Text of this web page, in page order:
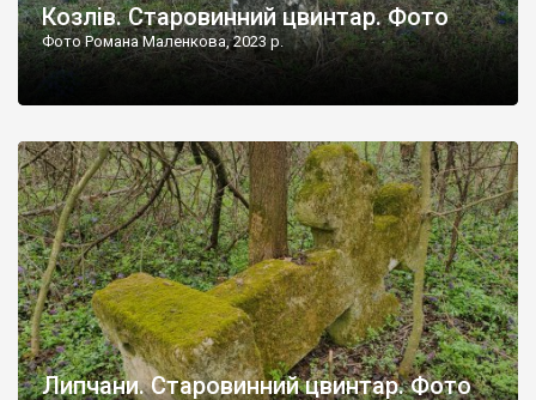
Козлів. Старовинний цвинтар. Фото
Фото Романа Маленкова, 2023 р.
Липчани. Старовинний цвинтар. Фото